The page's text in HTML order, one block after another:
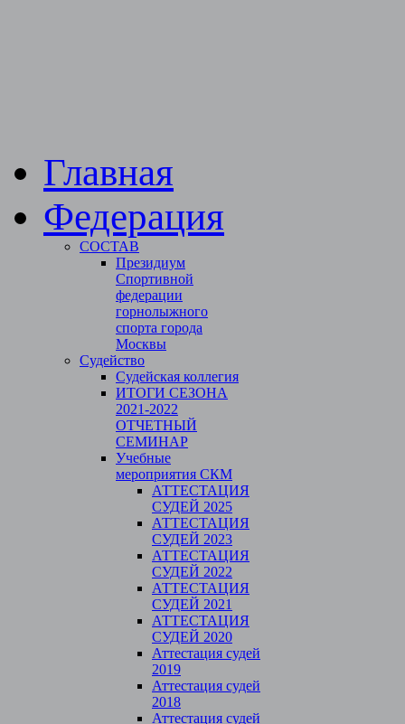
Главная
Федерация
СОСТАВ
Президиум
Спортивной
федерации
горнолыжного
спорта города
Москвы
Судейство
Cудейская коллегия
ИТОГИ СЕЗОНА
2021-2022
ОТЧЕТНЫЙ
СЕМИНАР
Учебные
мероприятия СКМ
АТТЕСТАЦИЯ
СУДЕЙ 2025
АТТЕСТАЦИЯ
СУДЕЙ 2023
АТТЕСТАЦИЯ
СУДЕЙ 2022
АТТЕСТАЦИЯ
СУДЕЙ 2021
АТТЕСТАЦИЯ
СУДЕЙ 2020
Аттестация судей
2019
Аттестация судей
2018
Аттестация судей